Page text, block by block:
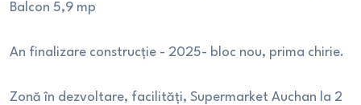
Balcon 5,9 mp
An finalizare construcție - 2025- bloc nou, prima chirie.
Zonă în dezvoltare, facilități, Supermarket Auchan la 2